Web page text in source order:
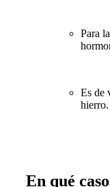
Para
Es de
hierro.
En qué